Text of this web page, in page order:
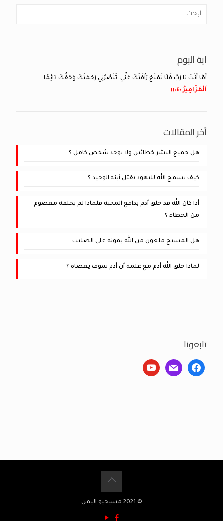
اية اليوم
أَمَّا أَنْتَ يَا رَبُّ فَلَا تَمْنَعْ رَأْفَتَكَ عَنِّي. تَنْصُرُنِي رَحْمَتُكَ وَحَقُّكَ دَائِمًا.
اَلْمَزَامِيرُ ٤٠:‏١١
أخر المقالات
هل جميع البشر خطائين ولا يوجد شخص كامل ؟
كيف يسمح الله لليهود بقتل أبنه الوحيد ؟
أذا كان الله قد خلق أدم بدافع المحبة فلماذا لم يخلقه معصوم
من الخطاء ؟
هل المسيح ملعون من الله بموته على الصليب
لماذا خلق الله أدم مع علمه أن أدم سوف يعصاه ؟
تابعونا
facebook
mail
youtube
© 2021 مسيحيو اليمن